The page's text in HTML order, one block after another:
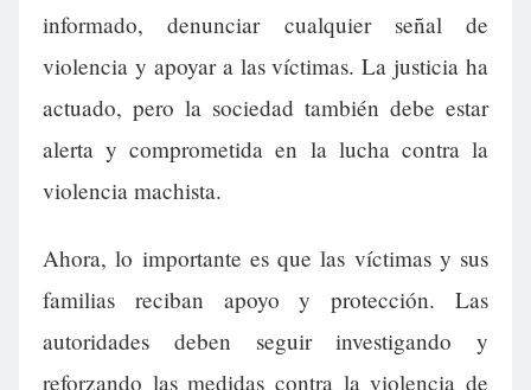
informado, denunciar cualquier señal de
violencia y apoyar a las víctimas. La justicia ha
actuado, pero la sociedad también debe estar
alerta y comprometida en la lucha contra la
violencia machista.
Ahora, lo importante es que las víctimas y sus
familias reciban apoyo y protección. Las
autoridades deben seguir investigando y
reforzando las medidas contra la violencia de